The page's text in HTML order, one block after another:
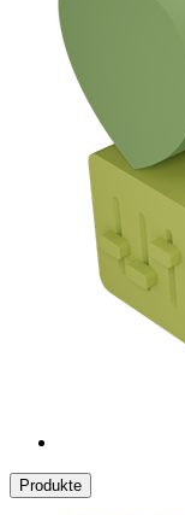
Produkte